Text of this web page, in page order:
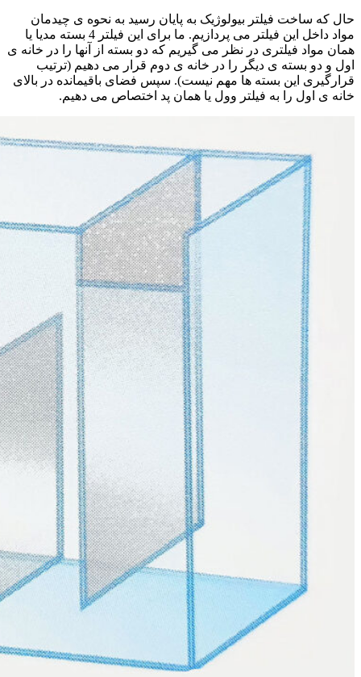
حال که ساخت فیلتر بیولوژیک به پایان رسید به نحوه ی چیدمان
مواد داخل این فیلتر می پردازیم. ما برای این فیلتر 4 بسته مدیا یا
همان مواد فیلتری در نظر می گیریم که دو بسته از آنها را در خانه ی
اول و دو بسته ی دیگر را در خانه ی دوم قرار می دهیم (ترتیب
قرارگیری این بسته ها مهم نیست). سپس فضای باقیمانده در بالای
خانه ی اول را به فیلتر وول یا همان پد اختصاص می دهیم.